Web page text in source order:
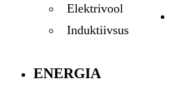
Elektrivool
Induktiivsus
ENERGIA